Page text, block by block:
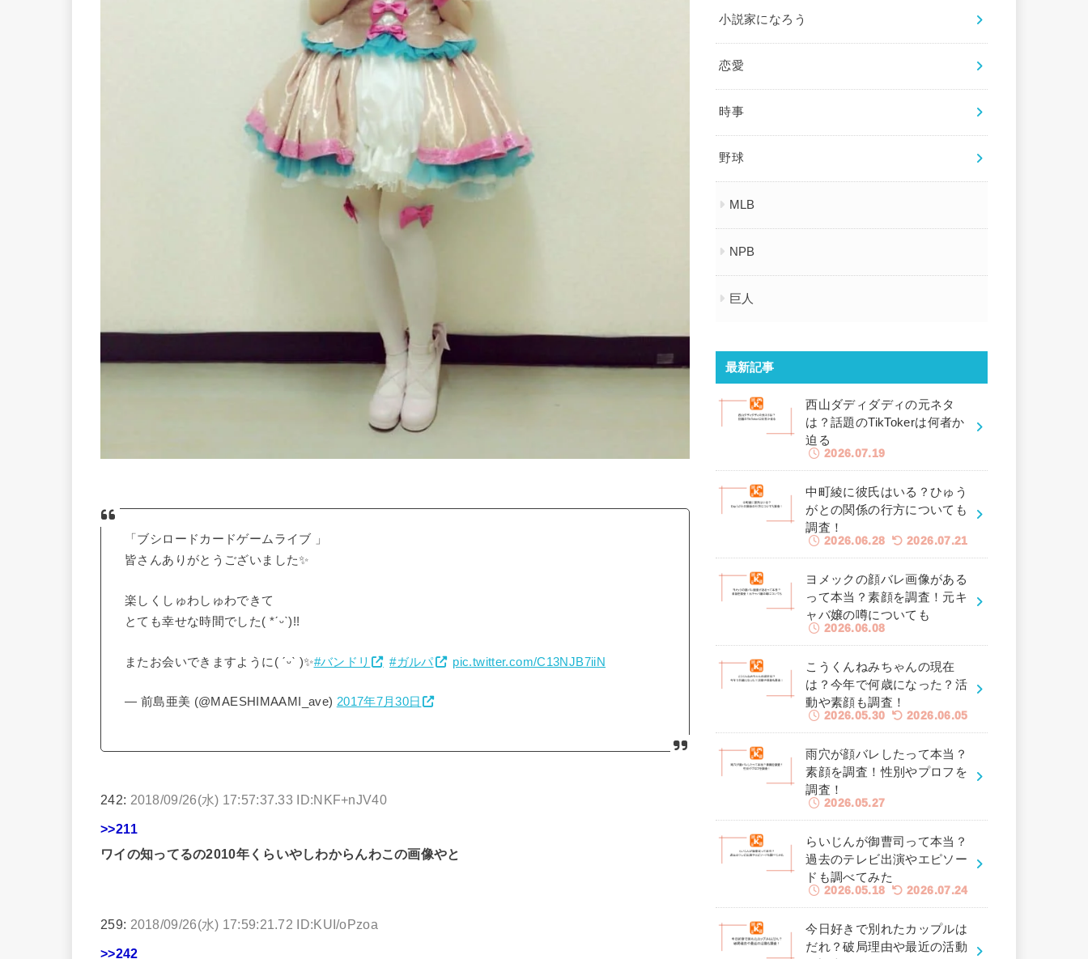
「ブシロードカードゲームライブ 」
皆さんありがとうございました✨
楽しくしゅわしゅわできて
とても幸せな時間でした( *ˊᵕˋ)!!
またお会いできますように( ˊᵕˋ )✨#バンドリ #ガルパ pic.twitter.com/C13NJB7iiN
— 前島亜美 (@MAESHIMAAMI_ave) 2017年7月30日
242: 2018/09/26(水) 17:57:37.33 ID:NKF+nJV40
>>211
ワイの知ってるの2010年くらいやしわからんわこの画像やと
259: 2018/09/26(水) 17:59:21.72 ID:KUI/oPzoa
>>242
小説家になろう
恋愛
時事
野球
MLB
NPB
巨人
最新記事
西山ダディダディの元ネタ
は？話題のTikTokerは何者か
迫る
2026.07.19
中町綾に彼氏はいる？ひゅう
がとの関係の行方についても
調査！
2026.06.28 2026.07.21
ヨメックの顔バレ画像がある
って本当？素顔を調査！元キ
ャバ嬢の噂についても
2026.06.08
こうくんねみちゃんの現在
は？今年で何歳になった？活
動や素顔も調査！
2026.05.30 2026.06.05
雨穴が顔バレしたって本当？
素顔を調査！性別やプロフを
調査！
2026.05.27
らいじんが御曹司って本当？
過去のテレビ出演やエピソー
ドも調べてみた
2026.05.18 2026.07.24
今日好きで別れたカップルは
だれ？破局理由や最近の活動